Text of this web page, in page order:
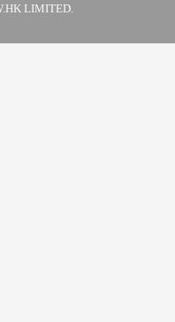
LIMITED.